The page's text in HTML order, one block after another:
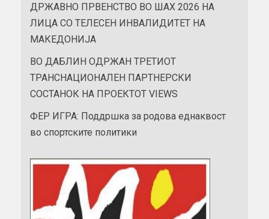
ДРЖАВНО ПРВЕНСТВО ВО ШАХ 2026 НА
ЛИЦА СО ТЕЛЕСЕН ИНВАЛИДИТЕТ НА
МАКЕДОНИЈА
ВО ДАБЛИН ОДРЖАН ТРЕТИОТ
ТРАНСНАЦИОНАЛЕН ПАРТНЕРСКИ
СОСТАНОК НА ПРОЕКТОТ VIEWS
ФЕР ИГРА: Поддршка за родова еднаквост
во спортските политики